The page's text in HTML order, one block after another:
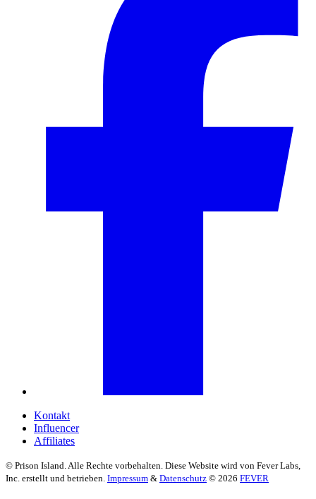
Kontakt
Influencer
Affiliates
© Prison Island. Alle Rechte vorbehalten. Diese Website wird von Fever Labs,
Inc. erstellt und betrieben. Impressum & Datenschutz © 2026 FEVER